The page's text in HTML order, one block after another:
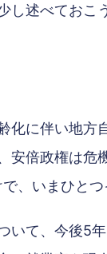
述べておこう
化に伴い地
倍政権は
、いまひとつ
いて、今後5